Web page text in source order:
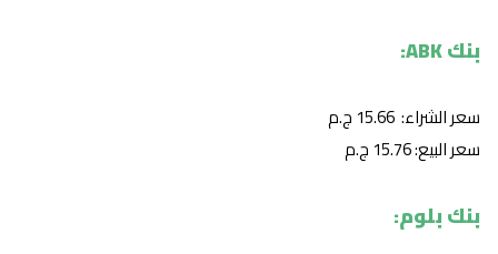
بنك ABK:
سعر الشراء: 15.66 ج.م
سعر البيع: 15.76 ج.م
بنك بلوم: